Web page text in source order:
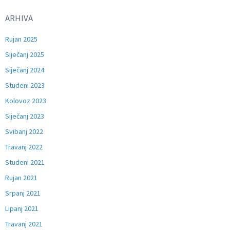
ARHIVA
Rujan 2025
Siječanj 2025
Siječanj 2024
Studeni 2023
Kolovoz 2023
Siječanj 2023
Svibanj 2022
Travanj 2022
Studeni 2021
Rujan 2021
Srpanj 2021
Lipanj 2021
Travanj 2021